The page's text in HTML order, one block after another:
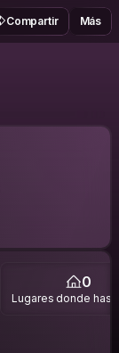
Compartir Más
0
Lugares donde has